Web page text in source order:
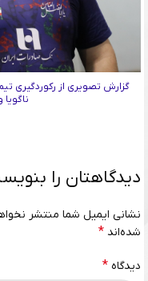
گزارش تصویری از رکوردگیری
دیدگاهتان را
نشانی ایمیل شما منتشر
شده‌اند *
دیدگاه *